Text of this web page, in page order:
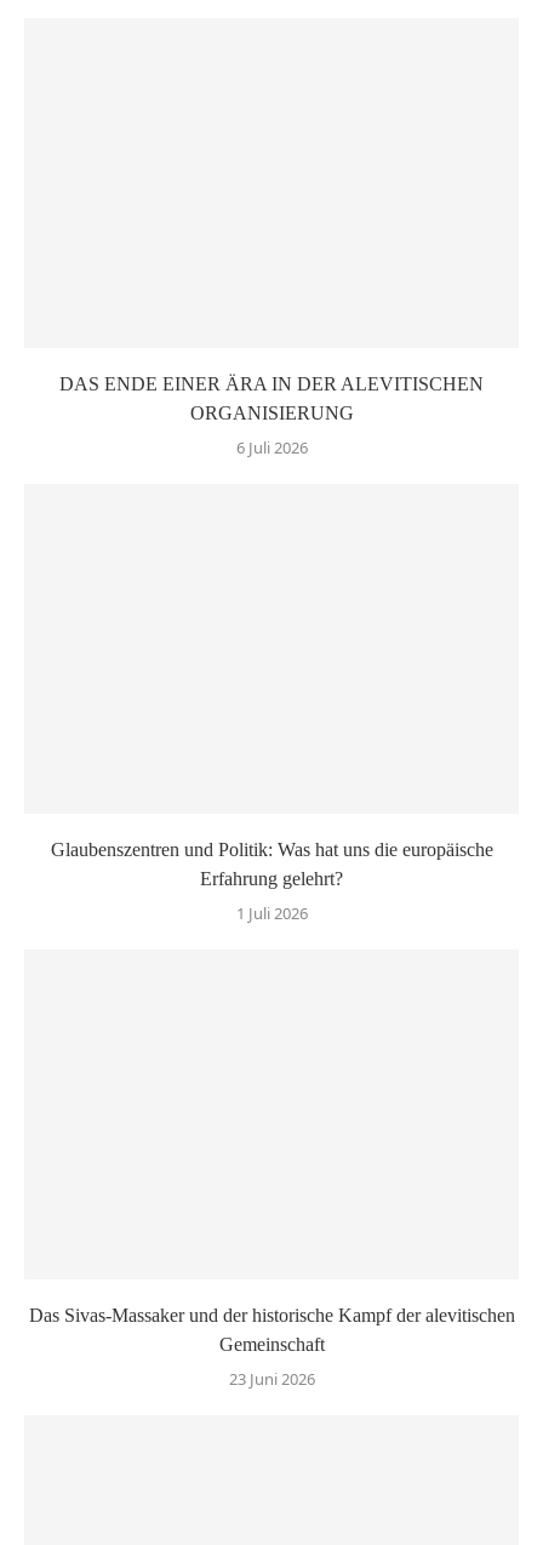
DAS ENDE EINER ÄRA IN DER ALEVITISCHEN
ORGANISIERUNG
6 Juli 2026
Glaubenszentren und Politik: Was hat uns die europäische
Erfahrung gelehrt?
1 Juli 2026
Das Sivas-Massaker und der historische Kampf der alevitischen
Gemeinschaft
23 Juni 2026